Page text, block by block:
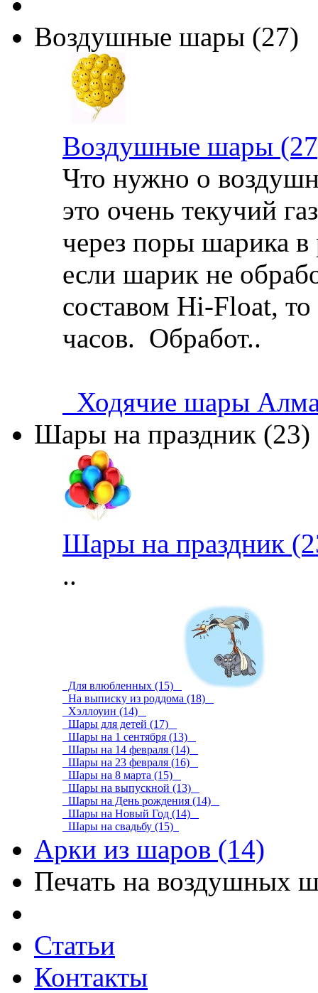
Воздушные шары (27)
Воздушные шары
Что нужно о
это очень текучий
через поры шарика в
если шарик не
составом Hi-Float, то
часов. Обработ..
Ходячие шары
Шары на праздник (23)
Шары на праздник
..
Для влюбленных (15)
На выписку из роддома (18)
Хэллоуин (14)
Шары для детей (17)
Шары на 1 сентября (13)
Шары на 14 февраля (14)
Шары на 23 февраля (16)
Шары на 8 марта (15)
Шары на выпускной (13)
Шары на День рождения (14)
Шары на Новый Год (14)
Шары на свадьбу (15)
Арки из шаров (14)
Печать на воздушных
Статьи
Контакты